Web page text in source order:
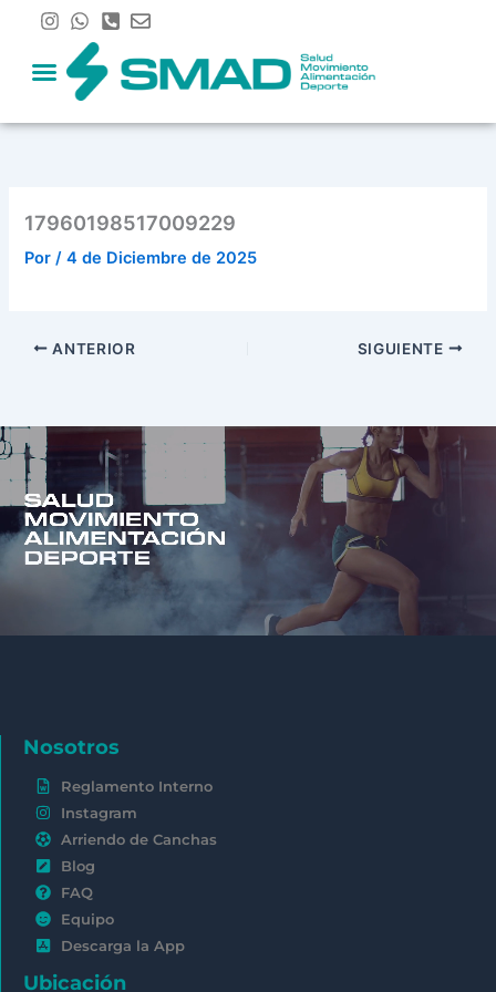
contenido
17960198517009229
Por/4 de Diciembre de 2025
ANTERIOR SIGUIENTE
Nosotros
Reglamento Interno
Instagram
Arriendo de Canchas
Blog
FAQ
Equipo
Descarga la App
Ubicación